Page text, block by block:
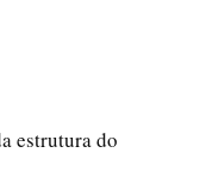
estrutura do